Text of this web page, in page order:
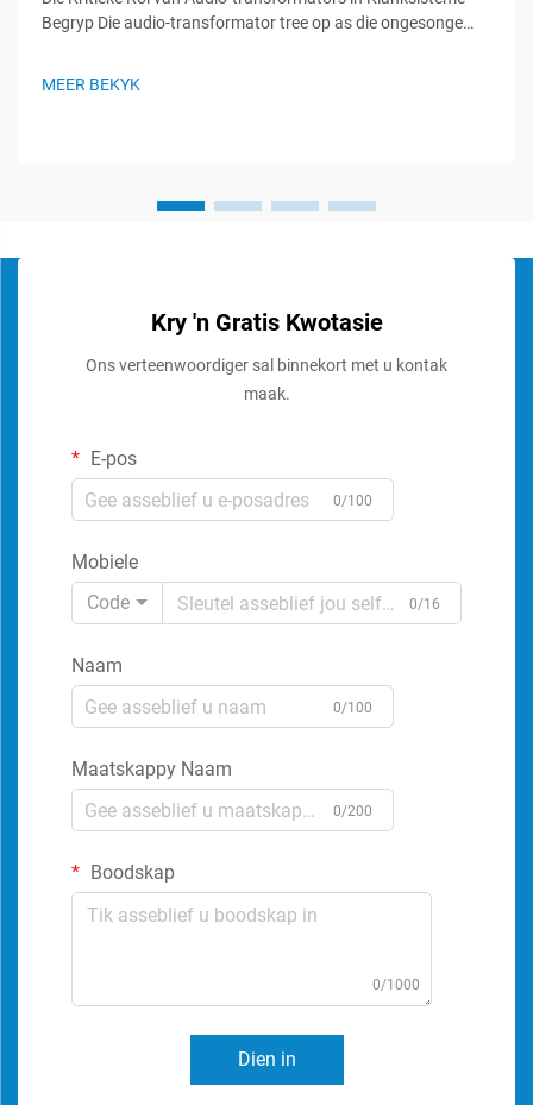
Begryp Die audio-transformator tree op as die ongesonge
gespesialiseerde komponente...
MEER BEKYK
Kry 'n Gratis Kwotasie
Ons verteenwoordiger sal binnekort met u kontak
maak.
E-pos
0/100
Mobiele
Code
0/16
Naam
0/100
Maatskappy Naam
0/200
Boodskap
0/1000
Dien in